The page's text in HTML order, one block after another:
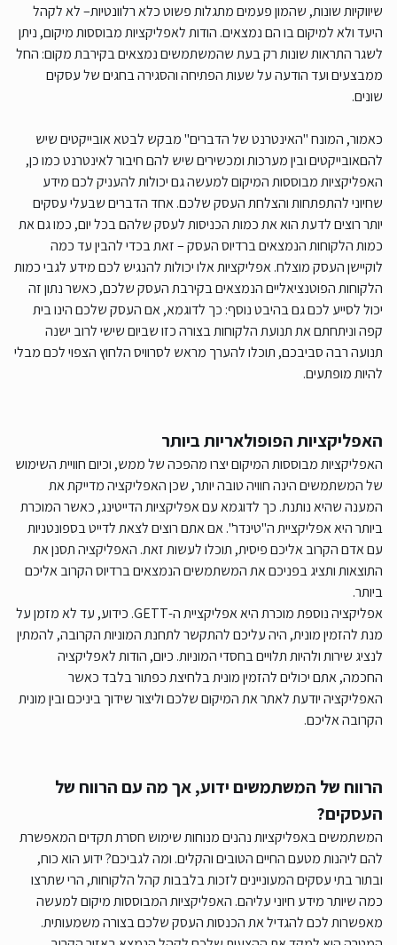
שיווקיות שונות, שהמון פעמים מתגלות פשוט כלא רלוונטיות– לא לקהל
היעד ולא למיקום בו הם נמצאים. הודות לאפליקציות מבוססות מיקום, ניתן
לשגר התראות שונות רק בעת שהמשתמשים נמצאים בקירבת מקום: החל
ממבצעים ועד הודעה על שעות הפתיחה והסגירה בחגים של עסקים
שונים.
כאמור, המונח "האינטרנט של הדברים" מבקש לבטא אובייקטים שיש
להםאובייקטים ובין מערכות ומכשירים שיש להם חיבור לאינטרנט כמו כן,
האפליקציות מבוססות המיקום למעשה גם יכולות להעניק לכם מידע
שחיוני להתפתחות והצלחת העסק שלכם. אחד הדברים שבעלי עסקים
יותר רוצים לדעת הוא את כמות הכניסות לעסק שלהם בכל יום, כמו גם את
כמות הלקוחות הנמצאים ברדיוס העסק – זאת בכדי להבין עד כמה
לוקיישן העסק מוצלח. אפליקציות אלו יכולות להנגיש לכם מידע לגבי כמות
הלקוחות הפוטנציאליים הנמצאים בקירבת העסק שלכם, כאשר נתון זה
יכול לסייע לכם גם בהיבט נוסף: כך לדוגמא, אם העסק שלכם הינו בית
קפה וניתחתם את תנועת הלקוחות בצורה כזו שביום שישי לרוב ישנה
תנועה רבה סביבכם, תוכלו להערך מראש לסרוויס הלחוץ הצפוי לכם מבלי
להיות מופתעים.
האפליקציות הפופולאריות ביותר
האפליקציות מבוססות המיקום יצרו מהפכה של ממש, וכיום חוויית השימוש
של המשתמשים הינה חוויה טובה יותר, שכן האפליקציה מדייקת את
המענה שהיא נותנת. כך לדוגמא עם אפליקציות הדייטינג, כאשר המוכרת
ביותר היא אפליקציית ה"טינדר". אם אתם רוצים לצאת לדייט בספונטניות
עם אדם הקרוב אליכם פיסית, תוכלו לעשות זאת. האפליקציה תסנן את
התוצאות ותציג בפניכם את המשתמשים הנמצאים ברדיוס הקרוב אליכם
ביותר.
אפליקציה נוספת מוכרת היא אפליקציית ה-GETT. כידוע, עד לא מזמן על
מנת להזמין מונית, היה עליכם להתקשר לתחנת המוניות הקרובה, להמתין
לנציג שירות ולהיות תלויים בחסדי המוניות. כיום, הודות לאפליקציה
החכמה, אתם יכולים להזמין מונית בלחיצת כפתור בלבד כאשר
האפליקציה יודעת לאתר את המיקום שלכם וליצור שידוך ביניכם ובין מונית
הקרובה אליכם.
הרווח של המשתמשים ידוע, אך מה עם הרווח של
העסקים?
המשתמשים באפליקציות נהנים מנוחות שימוש חסרת תקדים המאפשרת
להם ליהנות מטעם החיים הטובים והקלים. ומה לגביכם? ידוע הוא כוח,
ובתור בתי עסקים המעוניינים לזכות בלבבות קהל הלקוחות, הרי שתרצו
כמה שיותר מידע חיוני עליהם. האפליקציות המבוססות מיקום למעשה
מאפשרות לכם להגדיל את הכנסות העסק שלכם בצורה משמעותית.